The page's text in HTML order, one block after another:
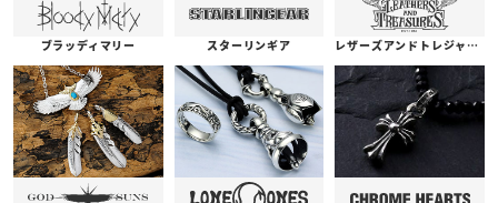
ブラッディマリー スターリンギア レザーズアンドトレジャーズ